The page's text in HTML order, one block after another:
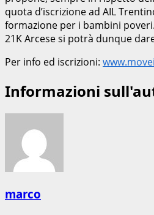
quota d’iscrizione ad AIL
formazione per i bambini
21K Arcese si potrà dunque
Per info ed iscrizioni:
Informazioni
marco